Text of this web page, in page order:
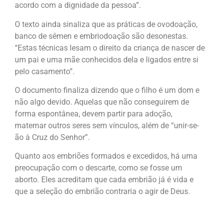
acordo com a dignidade da pessoa”.
O texto ainda sinaliza que as práticas de ovodoação,
banco de sêmen e embriodoação são desonestas.
“Estas técnicas lesam o direito da criança de nascer de
um pai e uma mãe conhecidos dela e ligados entre si
pelo casamento”.
O documento finaliza dizendo que o filho é um dom e
não algo devido. Aquelas que não conseguirem de
forma espontânea, devem partir para adoção,
maternar outros seres sem vínculos, além de “unir-se-
ão à Cruz do Senhor”.
Quanto aos embriões formados e excedidos, há uma
preocupação com o descarte, como se fosse um
aborto. Eles acreditam que cada embrião já é vida e
que a seleção do embrião contraria o agir de Deus.